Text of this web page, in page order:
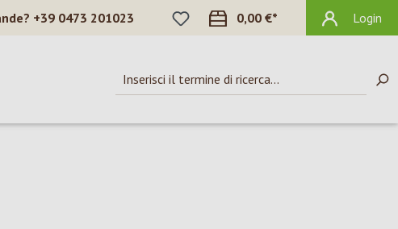
+39 0473 201023
HAI 0 ARTICOLI NELLA LISTA DEI
0,00 €* Login